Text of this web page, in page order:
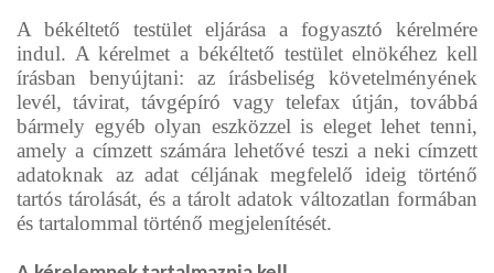
A békéltető testület eljárása a fogyasztó kérelmére
indul. A kérelmet a békéltető testület elnökéhez kell
írásban benyújtani: az írásbeliség követelményének
levél, távirat, távgépíró vagy telefax útján, továbbá
bármely egyéb olyan eszközzel is eleget lehet tenni,
amely a címzett számára lehetővé teszi a neki címzett
adatoknak az adat céljának megfelelő ideig történő
tartós tárolását, és a tárolt adatok változatlan formában
és tartalommal történő megjelenítését.